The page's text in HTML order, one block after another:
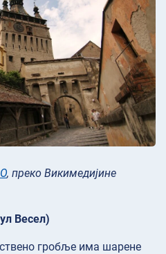
, преко Викимедијине
Весел)
гробље има шарене